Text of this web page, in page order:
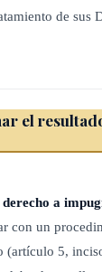
al examen
de sus
el
derecho a
con un
(artículo 5,